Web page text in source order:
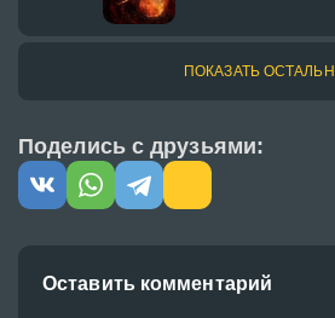
ПОКАЗАТЬ
Поделись с друзьями:
Оставить комментарий